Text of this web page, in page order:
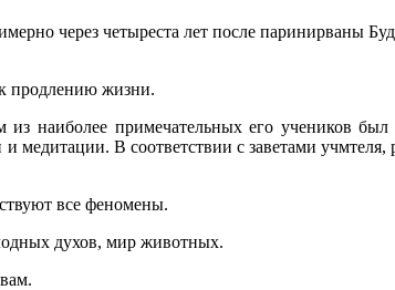
через четыреста лет после паринирваны
к продлению жизни.
наиболее примечательных его учеников
В соответствии с заветами
все феномены.
духов, мир животных.